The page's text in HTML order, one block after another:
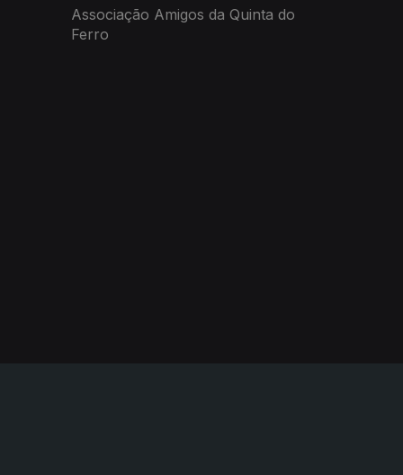
Associação Amigos da Quinta do
Ferro